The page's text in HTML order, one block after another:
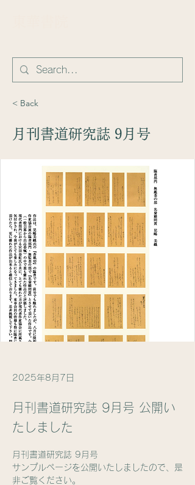
< Back
月刊書道研究誌 9月号
2025年8月7日
月刊書道研究誌 9月号 公開い
たしました
月刊書道研究誌 9月号
サンプルページを公開いたしましたので、是
非ご覧ください。